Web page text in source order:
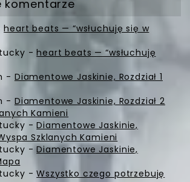
komentarze
heart beats — “wsłuchuję się w
-heart beats — “wsłuchuję
- Diamentowe Jaskinie, Rozdział 1
- Diamentowe Jaskinie, Rozdział 2
Kamieni
-Diamentowe Jaskinie,
Szklanych Kamieni
-Diamentowe Jaskinie,
-Wszystko czego potrzebuję